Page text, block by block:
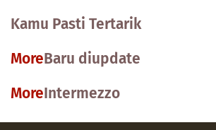
Kamu Pasti Tertarik
MoreBaru diupdate
MoreIntermezzo